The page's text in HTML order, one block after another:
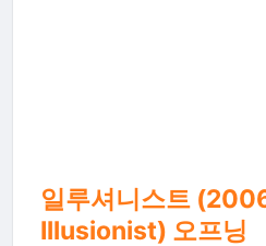
일루셔니스트
Illusionist) 오프닝